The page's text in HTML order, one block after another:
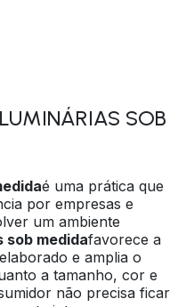
SOB
é uma prática que
por empresas e
um ambiente
sob medidafavorece a
e amplia o
a tamanho, cor e
não precisa ficar